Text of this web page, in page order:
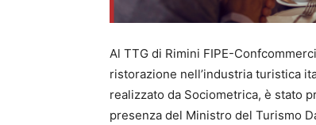
Al TTG di Rimini FIPE-
ristorazione nell’industria turistica
realizzato da Sociometrica, è stato
presenza del Ministro del Turismo